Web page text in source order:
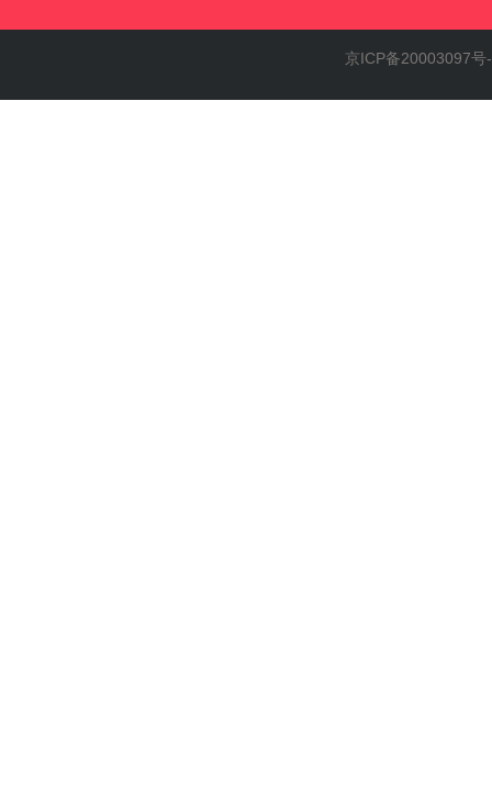
京ICP备20003097号